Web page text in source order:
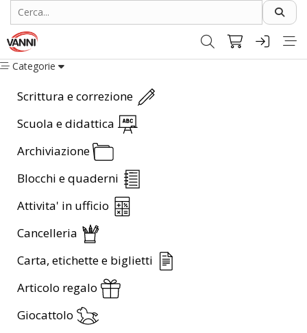
Categorie
Scrittura e correzione
Scuola e didattica
Archiviazione
Blocchi e quaderni
Attivita' in ufficio
Cancelleria
Carta, etichette e biglietti
Articolo regalo
Giocattolo